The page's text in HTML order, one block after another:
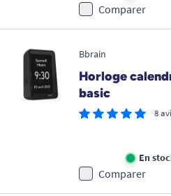
Comparer
Bbrain
Horloge
basic
8
En
Comparer